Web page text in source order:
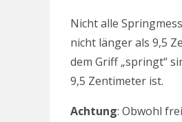
Nicht alle
nicht länger als 9,5
dem Griff „springt“
9,5 Zentimeter ist.
Achtung: Obwohl